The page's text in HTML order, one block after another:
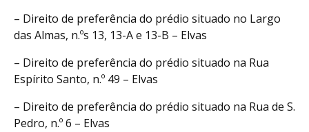
– Direito de preferência do prédio situado no Largo
das Almas, n.ºs 13, 13-A e 13-B – Elvas
– Direito de preferência do prédio situado na Rua
Espírito Santo, n.º 49 – Elvas
– Direito de preferência do prédio situado na Rua de S.
Pedro, n.º 6 – Elvas